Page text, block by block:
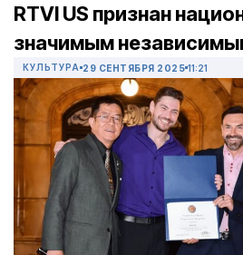
RTVI US признан
значимым
КУЛЬТУРА 29 СЕНТЯБРЯ 2025 11:21